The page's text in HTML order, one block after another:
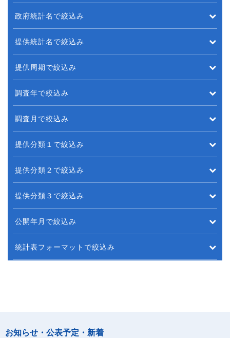
政府統計名で絞込み
提供統計名で絞込み
提供周期で絞込み
調査年で絞込み
調査月で絞込み
提供分類１で絞込み
提供分類２で絞込み
提供分類３で絞込み
公開年月で絞込み
統計表フォーマットで絞込み
お知らせ・公表予定・新着